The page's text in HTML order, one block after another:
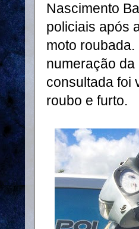
Nascimento
policiais após
moto
numeração
consultada foi
roubo e furto.